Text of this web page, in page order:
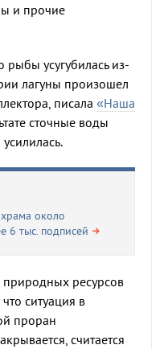
и прочие
рыбы усугубилась из-
лагуны произошел
писала «Наша
сточные воды
около
6 тыс. подписей
природных ресурсов
что ситуация в
проран
считается